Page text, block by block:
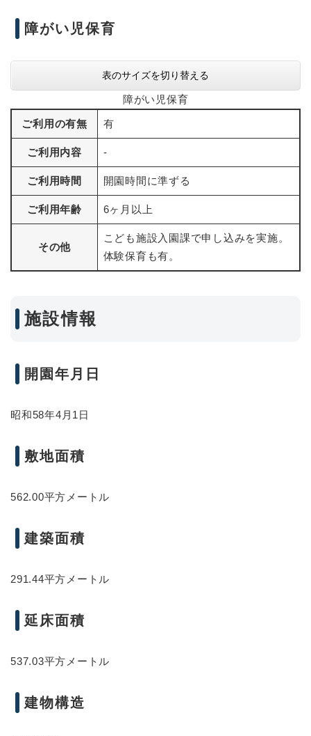
障がい児保育
表のサイズを切り替える
障がい児保育
ご利用の有無 有
ご利用内容 -
ご利用時間 開園時間に準ずる
ご利用年齢 6ヶ月以上
その他
こども施設入園課で申し込みを実施。
体験保育も有。
施設情報
開園年月日
昭和58年4月1日
敷地面積
562.00平方メートル
建築面積
291.44平方メートル
延床面積
537.03平方メートル
建物構造